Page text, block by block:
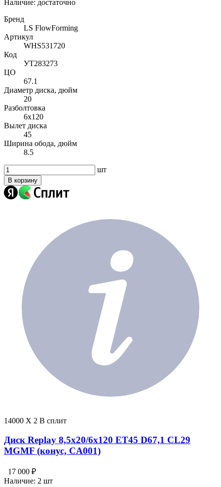
Наличие: достаточно
Бренд
LS FlowForming
Артикул
WHS531720
Код
УТ283273
ЦО
67.1
Диаметр диска, дюйм
20
Разболтовка
6x120
Вылет диска
45
Ширина обода, дюйм
8.5
шт
В корзину
14000 X 2 В сплит
Диск Replay 8,5x20/6x120 ET45 D67,1 CL29
MGMF (конус, CA001)
17 000 ₽
Наличие: 2 шт